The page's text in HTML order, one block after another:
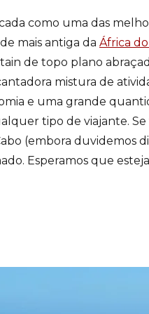
como uma das
mais antiga da África do
de topo plano
mistura de
e uma grande
tipo de viajante.
(embora duvidemos
Esperamos que